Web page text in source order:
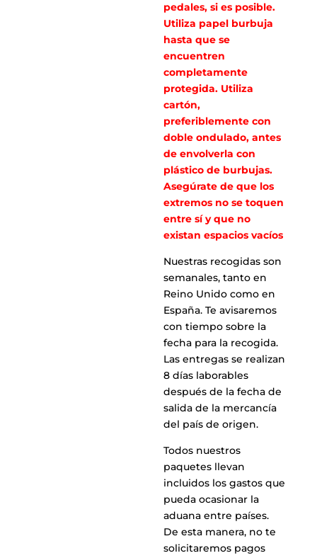
pedales, si es posible.
Utiliza papel burbuja
hasta que se
encuentren
completamente
protegida. Utiliza
cartón,
preferiblemente con
doble ondulado, antes
de envolverla con
plástico de burbujas.
Asegúrate de que los
extremos no se toquen
entre sí y que no
existan espacios vacíos
Nuestras recogidas son
semanales, tanto en
Reino Unido como en
España. Te avisaremos
con tiempo sobre la
fecha para la recogida.
Las entregas se realizan
8 días laborables
después de la fecha de
salida de la mercancía
del país de origen.
Todos nuestros
paquetes llevan
incluidos los gastos que
pueda ocasionar la
aduana entre países.
De esta manera, no te
solicitaremos pagos